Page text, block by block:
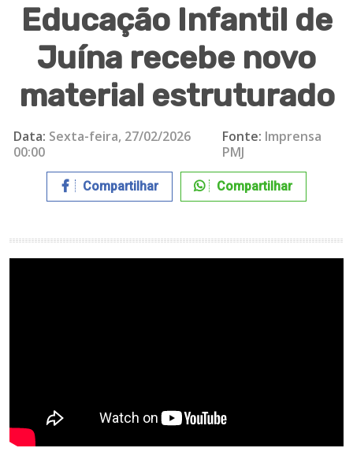
Educação Infantil de
Juína recebe novo
material estruturado
Data: Sexta-feira, 27/02/2026
00:00
Fonte: Imprensa
PMJ
Compartilhar Compartilhar